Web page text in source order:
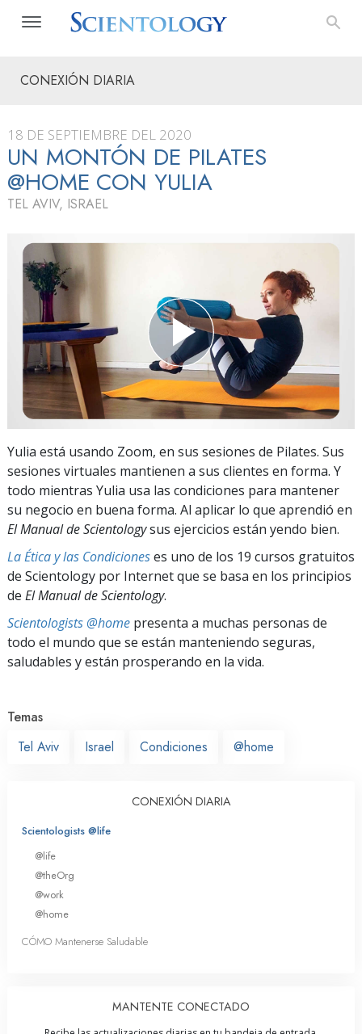
CONEXIÓN DIARIA
18 DE SEPTIEMBRE DEL 2020
UN MONTÓN DE PILATES
@HOME CON YULIA
TEL AVIV, ISRAEL
Yulia está usando Zoom, en sus sesiones de Pilates. Sus
sesiones virtuales mantienen a sus clientes en forma. Y
todo mientras Yulia usa las condiciones para mantener
su negocio en buena forma. Al aplicar lo que aprendió en
El Manual de Scientologysus ejercicios están yendo bien.
La Ética y las Condicioneses uno de los 19 cursos gratuitos
de Scientology por Internet que se basa en los principios
de El Manual de Scientology.
Scientologists @home presenta a muchas personas de
todo el mundo que se están manteniendo seguras,
saludables y están prosperando en la vida.
Temas
Tel Aviv
Israel Condiciones @home
CONEXIÓN DIARIA
Scientologists @life
@life
@theOrg
@work
@home
CÓMO Mantenerse Saludable
MANTENTE CONECTADO